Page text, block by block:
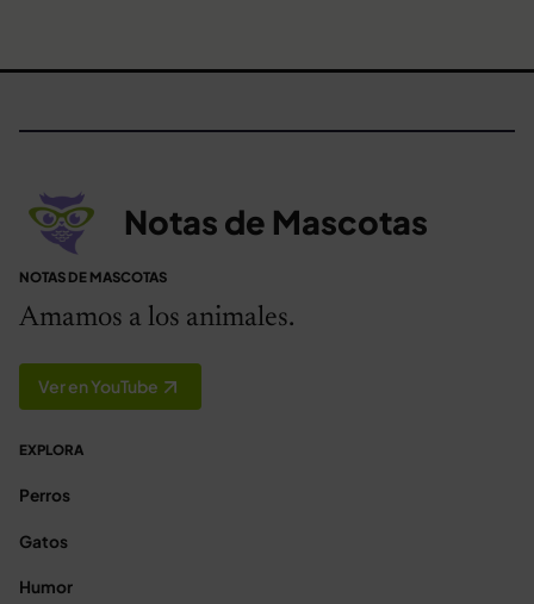
Notas de Mascotas
NOTAS DE MASCOTAS
Amamos a los animales.
Ver en YouTube
EXPLORA
Perros
Gatos
Humor